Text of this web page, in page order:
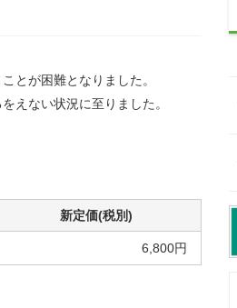
とが困難となりました。
えない状況に至りました。
新定価(税別)
6,800円